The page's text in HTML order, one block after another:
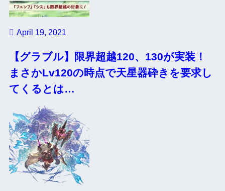
April 19, 2021
【グラブル】限界超越120、130が実装！
まさかLv120の時点で天星器砕きを要求し
てくるとは…